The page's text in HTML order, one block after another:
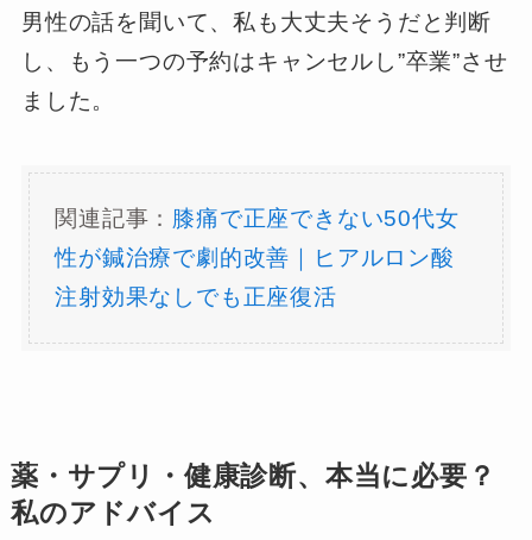
男性の話を聞いて、私も大丈夫そうだと判断
し、もう一つの予約はキャンセルし”卒業”させ
ました。
関連記事： 膝痛で正座できない50代女
性が鍼治療で劇的改善｜ヒアルロン酸
注射効果なしでも正座復活
薬・サプリ・健康診断、本当に必要？
私のアドバイス